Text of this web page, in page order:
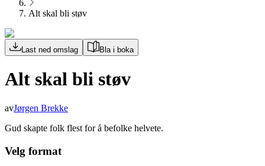
Alt skal bli støv
Last ned omslag Bla i boka
Alt skal bli støv
avJørgen Brekke
Gud skapte folk flest for å befolke helvete.
Velg format